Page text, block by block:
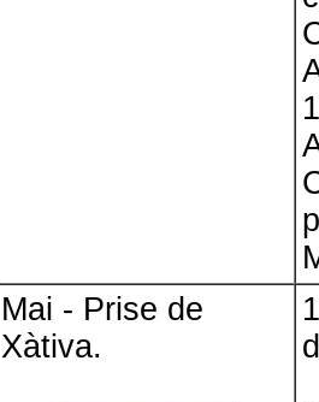
Mai - Prise de
Xàtiva.